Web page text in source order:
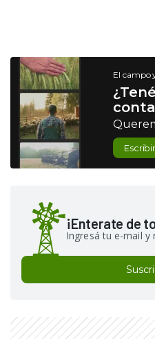
El campo
¡Enterate de
Ingresá tu e-mail y